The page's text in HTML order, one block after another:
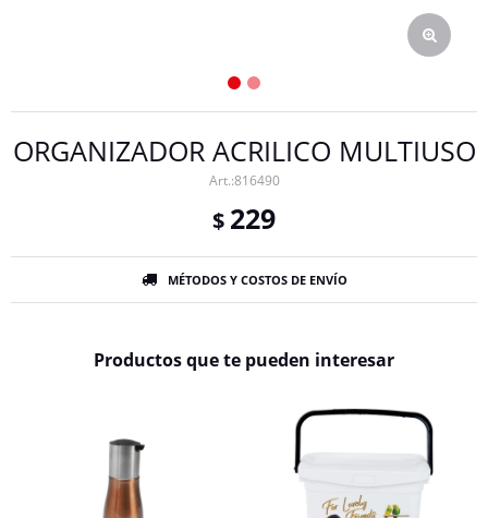
ORGANIZADOR ACRILICO MULTIUSO
816490
$ 229
MÉTODOS Y COSTOS DE ENVÍO
Productos que te pueden interesar